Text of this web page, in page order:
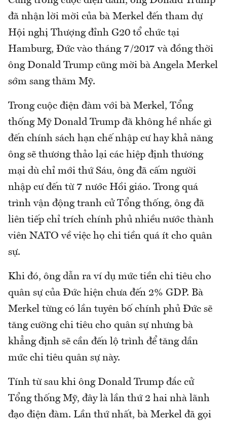
đã nhận lời mời của bà Merkel đến tham dự
Hội nghị Thượng đỉnh G20 tổ chức tại
Hamburg, Đức vào tháng 7/2017 và đồng thời
ông Donald Trump cũng mời bà Angela Merkel
sớm sang thăm Mỹ.
Trong cuộc điện đàm với bà Merkel, Tổng
thống Mỹ Donald Trump đã không hề nhắc gì
đến chính sách hạn chế nhập cư hay khả năng
ông sẽ thương thảo lại các hiệp định thương
mại dù chỉ mới thứ Sáu, ông đã cấm người
nhập cư đến từ 7 nước Hồi giáo. Trong quá
trình vận động tranh cử Tổng thống, ông đã
liên tiếp chỉ trích chính phủ nhiều nước thành
viên NATO về việc họ chi tiền quá ít cho quân
sự.
Khi đó, ông dẫn ra ví dụ mức tiền chi tiêu cho
quân sự của Đức hiện chưa đến 2% GDP. Bà
Merkel từng có lần tuyên bố chính phủ Đức sẽ
tăng cường chi tiêu cho quân sự nhưng bà
khẳng định sẽ cần đến lộ trình để tăng dần
mức chi tiêu quân sự này.
Tính từ sau khi ông Donald Trump đắc cử
Tổng thống Mỹ, đây là lần thứ 2 hai nhà lãnh
đạo điện đàm. Lần thứ nhất, bà Merkel đã gọi